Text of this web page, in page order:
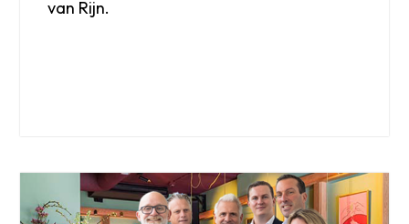
van Rijn.